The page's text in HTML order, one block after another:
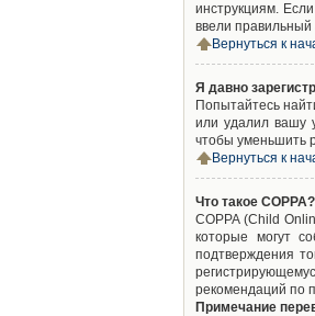
инструкциям.
ввели правильный
Вернуться к
Я давно
Попытайтесь
или удалил вашу
чтобы уменьшить
Вернуться к
Что такое COPPA?
COPPA (Child
которые могут
подтверждения
рекомендаций по
Примечание